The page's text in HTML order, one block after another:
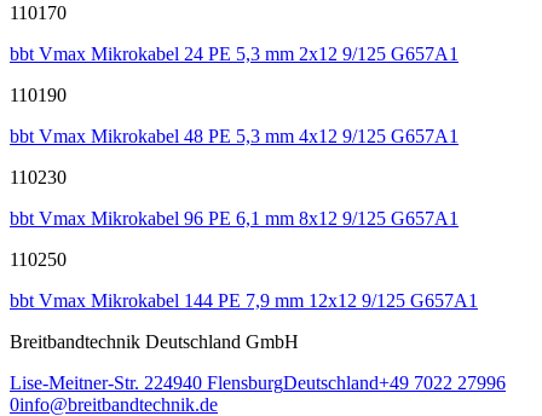
110170
bbt Vmax Mikrokabel 24 PE 5,3 mm 2x12 9/125 G657A1
110190
bbt Vmax Mikrokabel 48 PE 5,3 mm 4x12 9/125 G657A1
110230
bbt Vmax Mikrokabel 96 PE 6,1 mm 8x12 9/125 G657A1
110250
bbt Vmax Mikrokabel 144 PE 7,9 mm 12x12 9/125 G657A1
Breitbandtechnik Deutschland GmbH
Lise-Meitner-Str. 224940 FlensburgDeutschland+49 7022 27996
0info@breitbandtechnik.de